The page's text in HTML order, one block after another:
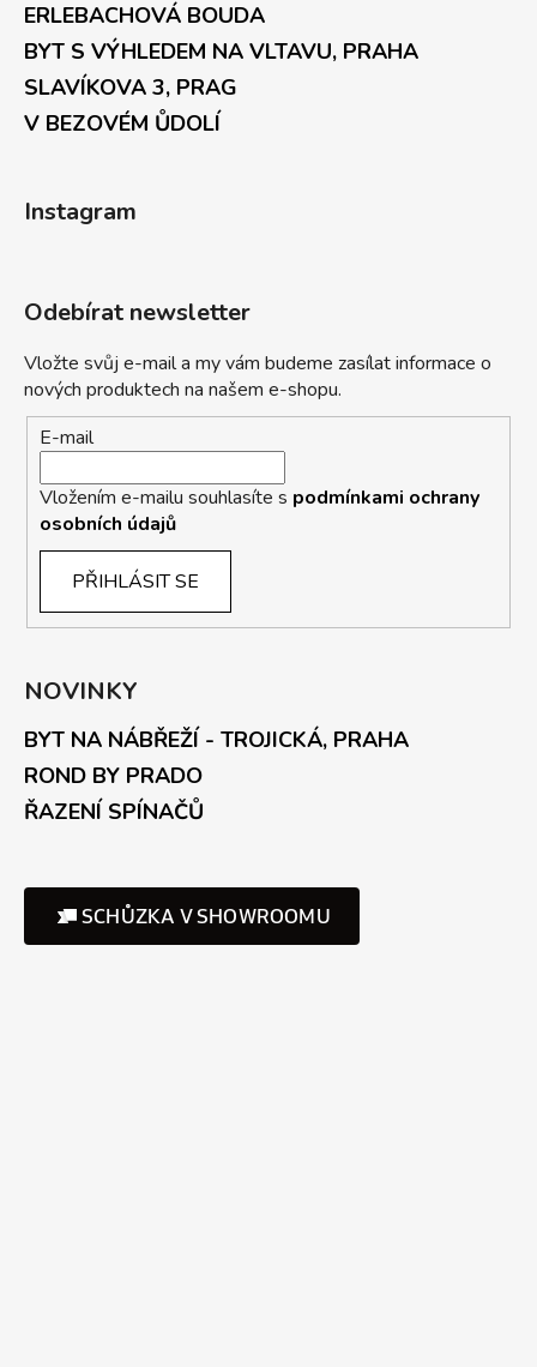
ERLEBACHOVÁ BOUDA
BYT S VÝHLEDEM NA VLTAVU, PRAHA
SLAVÍKOVA 3, PRAG
V BEZOVÉM ŮDOLÍ
Instagram
Odebírat newsletter
Vložte svůj e-mail a my vám budeme zasílat informace o
nových produktech na našem e-shopu.
E-mail
Vložením e-mailu souhlasíte s podmínkami ochrany
osobních údajů
PŘIHLÁSIT SE
NOVINKY
BYT NA NÁBŘEŽÍ - TROJICKÁ, PRAHA
ROND BY PRADO
ŘAZENÍ SPÍNAČŮ
SCHŮZKA V SHOWROOMU